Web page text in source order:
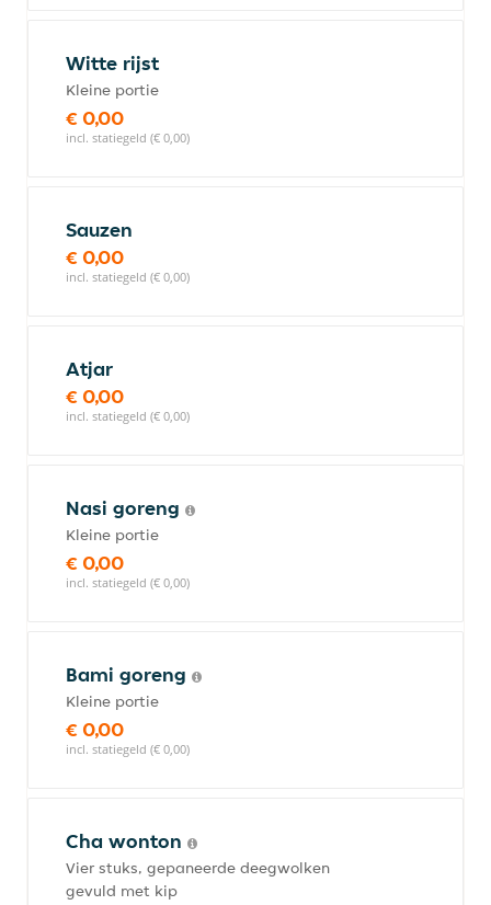
Witte rijst
Kleine portie
€ 0,00
incl. statiegeld (€ 0,00)
Sauzen
€ 0,00
incl. statiegeld (€ 0,00)
Atjar
€ 0,00
incl. statiegeld (€ 0,00)
Nasi goreng
Kleine portie
€ 0,00
incl. statiegeld (€ 0,00)
Bami goreng
Kleine portie
€ 0,00
incl. statiegeld (€ 0,00)
Cha wonton
Vier stuks, gepaneerde deegwolken
gevuld met kip